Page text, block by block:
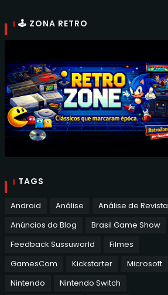
🕹 ZONA RETRO
TAGS
Android Análise
Análise de Revista
Anúncios do Blog
Brasil Game Show
Feedback Sussuworld
Filmes
GamesCom
Kickstarter
Microsoft
Nintendo
Nintendo Switch